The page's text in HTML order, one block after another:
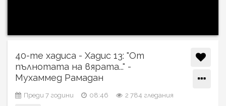
40-те хадиса - Хадис 13: "От
пълнотата на вярата..." -
Мухаммед Рамадан
Преди 7 години 08:46 2 784 гледания